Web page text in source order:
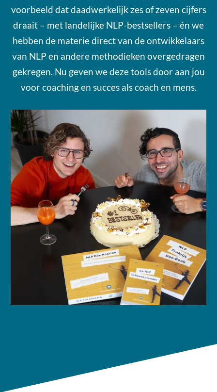
voorbeeld dat daadwerkelijk zes of zeven cijfers
draait – met landelijke NLP-bestsellers – én we
hebben de materie direct van de ontwikkelaars
van NLP en andere methodieken overgedragen
gekregen. Nu geven we deze tools door aan jou
voor coaching en succes als coach en mens.